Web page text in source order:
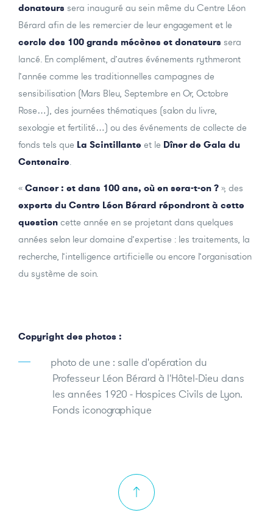
donateurs sera inauguré au sein même du Centre Léon
Bérard afin de les remercier de leur engagement et le
cercle des 100 grands mécènes et donateurs sera
lancé. En complément, d’autres événements rythmeront
l’année comme les traditionnelles campagnes de
sensibilisation (Mars Bleu, Septembre en Or, Octobre
Rose…), des journées thématiques (salon du livre,
sexologie et fertilité…) ou des événements de collecte de
fonds tels que La Scintillante et le Dîner de Gala du
Centenaire.
« Cancer : et dans 100 ans, où en sera-t-on ? », des
experts du Centre Léon Bérard répondront à cette
question cette année en se projetant dans quelques
années selon leur domaine d’expertise : les traitements, la
recherche, l’intelligence artificielle ou encore l’organisation
du système de soin.
Copyright des photos :
photo de une : salle d'opération du
Professeur Léon Bérard à l'Hôtel-Dieu dans
les années 1920 - Hospices Civils de Lyon.
Fonds iconographique